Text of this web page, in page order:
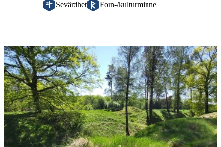
Sevärdhet Forn-/kulturminne
Bildspel
med
bilder